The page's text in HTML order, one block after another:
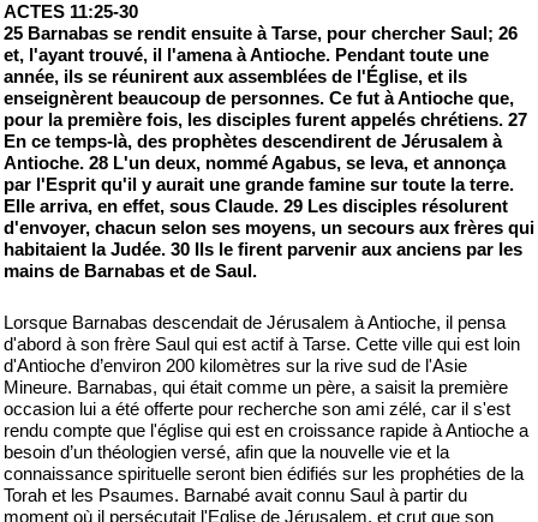
ACTES 11:25-30
25 Barnabas se rendit ensuite à Tarse, pour chercher Saul; 26
et, l'ayant trouvé, il l'amena à Antioche. Pendant toute une
année, ils se réunirent aux assemblées de l'Église, et ils
enseignèrent beaucoup de personnes. Ce fut à Antioche que,
pour la première fois, les disciples furent appelés chrétiens. 27
En ce temps-là, des prophètes descendirent de Jérusalem à
Antioche. 28 L'un deux, nommé Agabus, se leva, et annonça
par l'Esprit qu'il y aurait une grande famine sur toute la terre.
Elle arriva, en effet, sous Claude. 29 Les disciples résolurent
d'envoyer, chacun selon ses moyens, un secours aux frères qui
habitaient la Judée. 30 Ils le firent parvenir aux anciens par les
mains de Barnabas et de Saul.
Lorsque Barnabas descendait de Jérusalem à Antioche, il pensa
d'abord à son frère Saul qui est actif à Tarse. Cette ville qui est loin
d'Antioche d’environ 200 kilomètres sur la rive sud de l'Asie
Mineure. Barnabas, qui était comme un père, a saisit la première
occasion lui a été offerte pour recherche son ami zélé, car il s'est
rendu compte que l'église qui est en croissance rapide à Antioche a
besoin d’un théologien versé, afin que la nouvelle vie et la
connaissance spirituelle seront bien édifiés sur les prophéties de la
Torah et les Psaumes. Barnabé avait connu Saul à partir du
moment où il persécutait l'Eglise de Jérusalem, et crut que son